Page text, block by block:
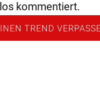
kommentiert.
TREND